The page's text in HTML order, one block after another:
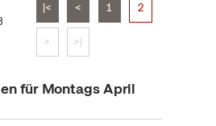
|< < 1 2
> >|
für Montags April